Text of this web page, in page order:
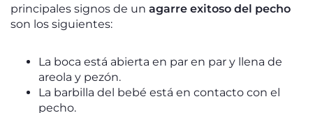
principales signos de un agarre exitoso del pecho
son los siguientes:
La boca está abierta en par en par y llena de
areola y pezón.
La barbilla del bebé está en contacto con el
pecho.